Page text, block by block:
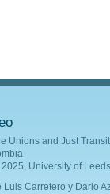
Unions and Just
University of Leeds
Luis Carretero y Dario